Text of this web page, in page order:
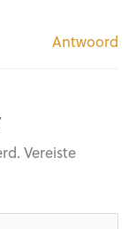
Antwoord
Vereiste